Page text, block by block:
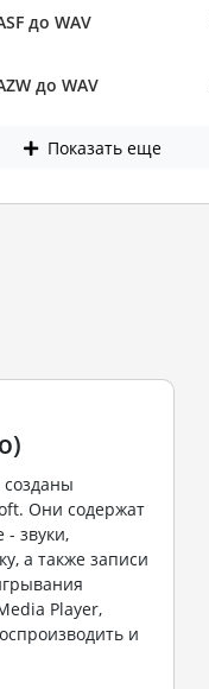
до WAV
до WAV
Показать еще
Они содержат
звуки,
а также записи
Player,
и